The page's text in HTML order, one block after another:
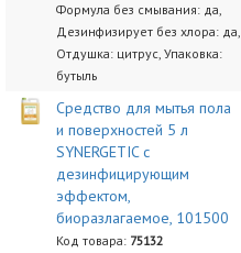
Формула без смывания: да,
Дезинфизирует без хлора: да,
Отдушка: цитрус, Упаковка:
бутыль
Средство для мытья пола
и поверхностей 5 л
SYNERGETIC c
дезинфицирующим
эффектом,
биоразлагаемое, 101500
Код товара: 75132